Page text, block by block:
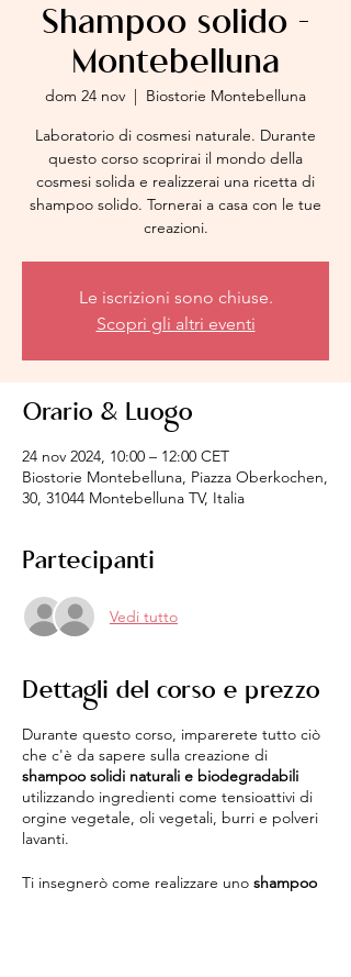
Shampoo solido -
Montebelluna
dom 24 nov
Biostorie Montebelluna
Laboratorio di cosmesi naturale. Durante
questo corso scoprirai il mondo della
cosmesi solida e realizzerai una ricetta di
shampoo solido. Tornerai a casa con le tue
creazioni.
Le iscrizioni sono chiuse.
Scopri gli altri eventi
Orario & Luogo
24 nov 2024, 10:00 – 12:00 CET
Biostorie Montebelluna, Piazza Oberkochen,
30, 31044 Montebelluna TV, Italia
Partecipanti
Vedi tutto
Dettagli del corso e prezzo
Durante questo corso, imparerete tutto ciò
che c'è da sapere sulla creazione di
shampoo solidi naturali e biodegradabili
utilizzando ingredienti come tensioattivi di
orgine vegetale, oli vegetali, burri e polveri
lavanti.
Ti insegnerò come realizzare uno shampoo